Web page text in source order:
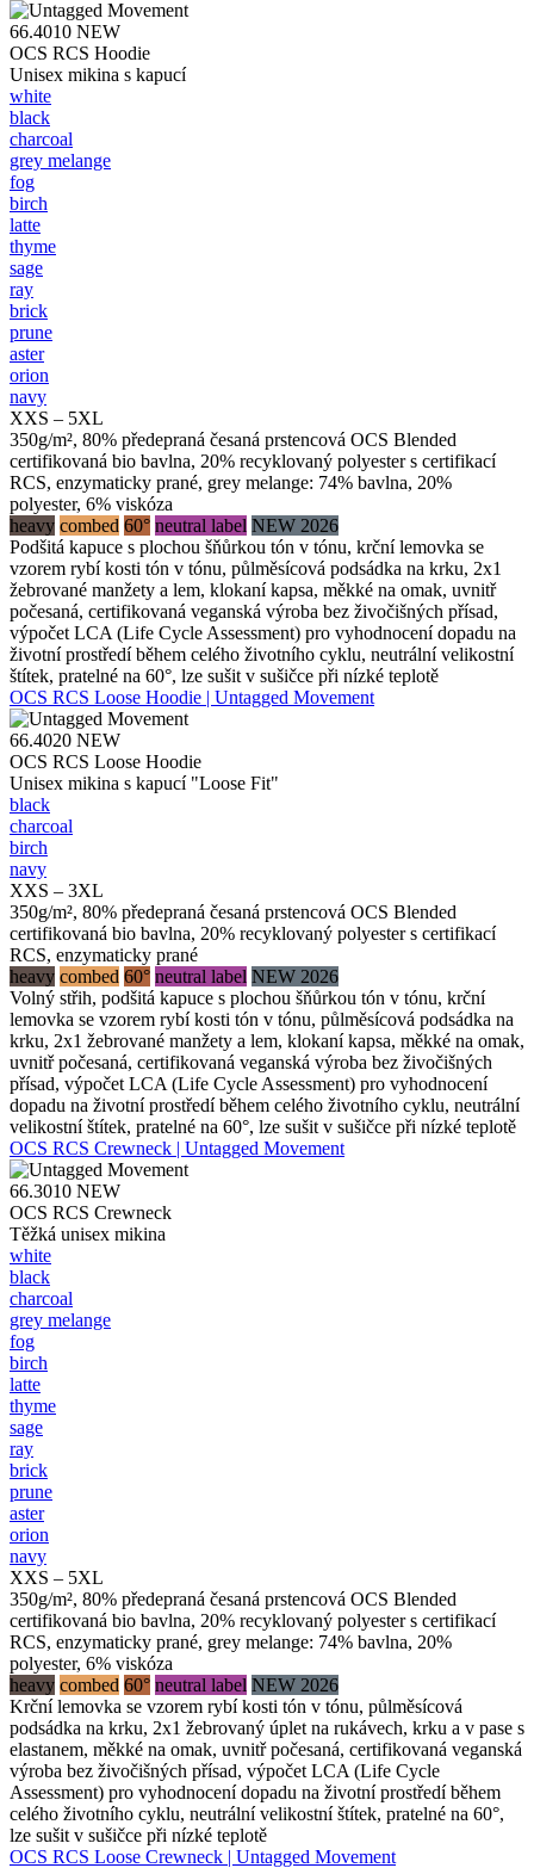
66.4010 NEW
OCS RCS Hoodie
Unisex mikina s kapucí
white
black
charcoal
grey melange
fog
birch
latte
thyme
sage
ray
brick
prune
aster
orion
navy
XXS – 5XL
350g/m², 80% předepraná česaná prstencová OCS Blended
certifikovaná bio bavlna, 20% recyklovaný polyester s certifikací
RCS, enzymaticky prané, grey melange: 74% bavlna, 20%
polyester, 6% viskóza
heavy combed 60° neutral label NEW 2026
Podšitá kapuce s plochou šňůrkou tón v tónu, krční lemovka se
vzorem rybí kosti tón v tónu, půlměsícová podsádka na krku, 2x1
žebrované manžety a lem, klokaní kapsa, měkké na omak, uvnitř
počesaná, certifikovaná veganská výroba bez živočišných přísad,
výpočet LCA (Life Cycle Assessment) pro vyhodnocení dopadu na
životní prostředí během celého životního cyklu, neutrální velikostní
štítek, pratelné na 60°, lze sušit v sušičce při nízké teplotě
OCS RCS Loose Hoodie | Untagged Movement
66.4020 NEW
OCS RCS Loose Hoodie
Unisex mikina s kapucí "Loose Fit"
black
charcoal
birch
navy
XXS – 3XL
350g/m², 80% předepraná česaná prstencová OCS Blended
certifikovaná bio bavlna, 20% recyklovaný polyester s certifikací
RCS, enzymaticky prané
heavy combed 60° neutral label NEW 2026
Volný střih, podšitá kapuce s plochou šňůrkou tón v tónu, krční
lemovka se vzorem rybí kosti tón v tónu, půlměsícová podsádka na
krku, 2x1 žebrované manžety a lem, klokaní kapsa, měkké na omak,
uvnitř počesaná, certifikovaná veganská výroba bez živočišných
přísad, výpočet LCA (Life Cycle Assessment) pro vyhodnocení
dopadu na životní prostředí během celého životního cyklu, neutrální
velikostní štítek, pratelné na 60°, lze sušit v sušičce při nízké teplotě
OCS RCS Crewneck | Untagged Movement
66.3010 NEW
OCS RCS Crewneck
Těžká unisex mikina
white
black
charcoal
grey melange
fog
birch
latte
thyme
sage
ray
brick
prune
aster
orion
navy
XXS – 5XL
350g/m², 80% předepraná česaná prstencová OCS Blended
certifikovaná bio bavlna, 20% recyklovaný polyester s certifikací
RCS, enzymaticky prané, grey melange: 74% bavlna, 20%
polyester, 6% viskóza
heavy combed 60° neutral label NEW 2026
Krční lemovka se vzorem rybí kosti tón v tónu, půlměsícová
podsádka na krku, 2x1 žebrovaný úplet na rukávech, krku a v pase s
elastanem, měkké na omak, uvnitř počesaná, certifikovaná veganská
výroba bez živočišných přísad, výpočet LCA (Life Cycle
Assessment) pro vyhodnocení dopadu na životní prostředí během
celého životního cyklu, neutrální velikostní štítek, pratelné na 60°,
lze sušit v sušičce při nízké teplotě
OCS RCS Loose Crewneck | Untagged Movement